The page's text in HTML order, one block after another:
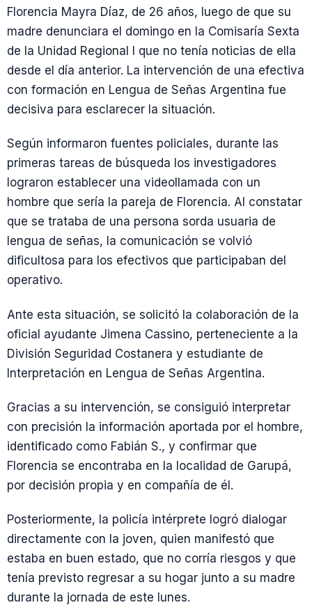
Florencia Mayra Díaz, de 26 años, luego de que su
madre denunciara el domingo en la Comisaría Sexta
de la Unidad Regional I que no tenía noticias de ella
desde el día anterior. La intervención de una efectiva
con formación en Lengua de Señas Argentina fue
decisiva para esclarecer la situación.
Según informaron fuentes policiales, durante las
primeras tareas de búsqueda los investigadores
lograron establecer una videollamada con un
hombre que sería la pareja de Florencia. Al constatar
que se trataba de una persona sorda usuaria de
lengua de señas, la comunicación se volvió
dificultosa para los efectivos que participaban del
operativo.
Ante esta situación, se solicitó la colaboración de la
oficial ayudante Jimena Cassino, perteneciente a la
División Seguridad Costanera y estudiante de
Interpretación en Lengua de Señas Argentina.
Gracias a su intervención, se consiguió interpretar
con precisión la información aportada por el hombre,
identificado como Fabián S., y confirmar que
Florencia se encontraba en la localidad de Garupá,
por decisión propia y en compañía de él.
Posteriormente, la policía intérprete logró dialogar
directamente con la joven, quien manifestó que
estaba en buen estado, que no corría riesgos y que
tenía previsto regresar a su hogar junto a su madre
durante la jornada de este lunes.